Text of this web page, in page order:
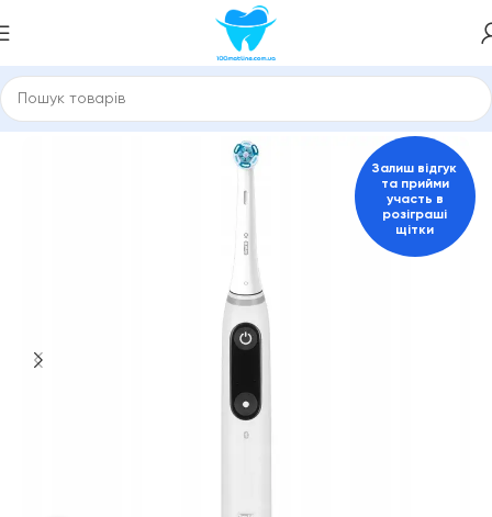
Головна Електричні зубні щітки
Залиш відгук
та прийми
участь в
розіграші
щітки